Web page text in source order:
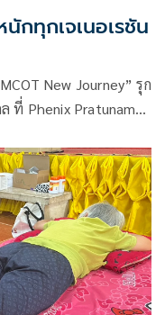
กทุกเจเนอเรชัน
New Journey” รุก
ที่ Phenix Pratunam
สมท) ได้เผยถึงทิศทาง
าย พร้อมต่อยอดทุกคอน